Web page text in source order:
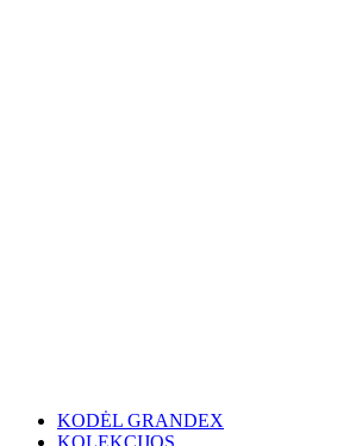
KODĖL GRANDEX
KOLEKCIJOS